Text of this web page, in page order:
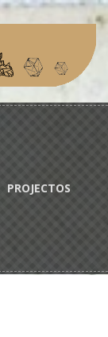
PROJECTOS